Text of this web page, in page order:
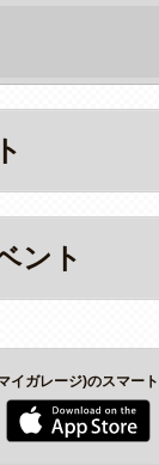
ント
イガレージ)のスマー